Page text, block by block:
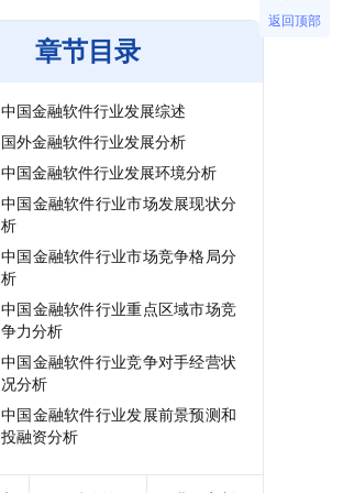
章节目录
中国金融软件行业发展综述
国外金融软件行业发展分析
中国金融软件行业发展环境分析
中国金融软件行业市场发展现状分
析
中国金融软件行业市场竞争格局分
析
中国金融软件行业重点区域市场竞
争力分析
中国金融软件行业竞争对手经营状
况分析
中国金融软件行业发展前景预测和
投融资分析
返回顶部